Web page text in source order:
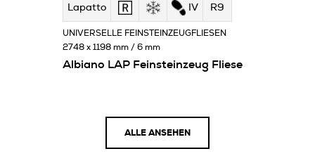
Lapatto IV R9
Albiano LAP Feinsteinzeug Fliese
UNIVERSELLE FEINSTEINZEUGFLIESEN
2748 x 1198 mm / 6 mm
ALLE ANSEHEN